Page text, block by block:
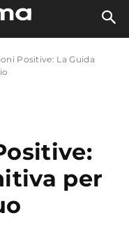
Positive: La Guida
per